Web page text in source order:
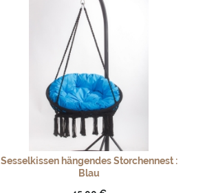
Sesselkissen hängendes Storchennest :
Blau